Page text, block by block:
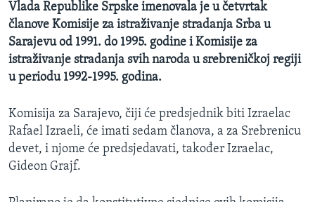
Jezici
Vlada Republike Srpske imenovala je u četvrtak
članove Komisije za istraživanje stradanja Srba u
Sarajevu od 1991. do 1995. godine i Komisije za
istraživanje stradanja svih naroda u srebreničkoj regiji
u periodu 1992-1995. godina.
Komisija za Sarajevo, čiji će predsjednik biti Izraelac
Rafael Izraeli, će imati sedam članova, a za Srebrenicu
devet, i njome će predsjedavati, također Izraelac,
Gideon Grajf.